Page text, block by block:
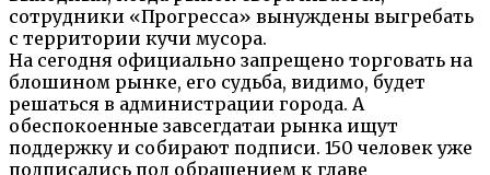
сотрудники «Прогресса» вынуждены выгребать
с территории кучи мусора.
На сегодня официально запрещено торговать на
блошином рынке, его судьба, видимо, будет
решаться в администрации города. А
обеспокоенные завсегдатаи рынка ищут
поддержку и собирают подписи. 150 человек уже
подписались под обращением к главе